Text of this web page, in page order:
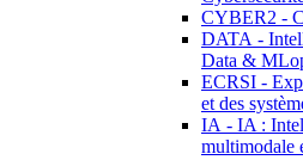
CYBER2 -
DATA -
Data &
ECRSI -
et des
IA - IA :
multimodale